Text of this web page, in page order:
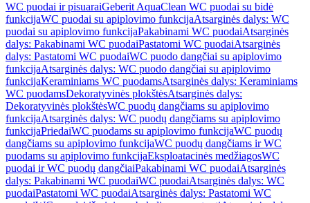
WC puodai ir pisuaraiGeberit AquaClean WC puodai su bidė
funkcijaWC puodai su apiplovimo funkcijaAtsarginės dalys: WC
puodai su apiplovimo funkcijaPakabinami WC puodaiAtsarginės
dalys: Pakabinami WC puodaiPastatomi WC puodaiAtsarginės
dalys: Pastatomi WC puodaiWC puodo dangčiai su apiplovimo
funkcijaAtsarginės dalys: WC puodo dangčiai su apiplovimo
funkcijaKeraminiams WC puodamsAtsarginės dalys: Keraminiams
WC puodamsDekoratyvinės plokštėsAtsarginės dalys:
Dekoratyvinės plokštėsWC puodų dangčiams su apiplovimo
funkcijaAtsarginės dalys: WC puodų dangčiams su apiplovimo
funkcijaPriedaiWC puodams su apiplovimo funkcijaWC puodų
dangčiams su apiplovimo funkcijaWC puodų dangčiams ir WC
puodams su apiplovimo funkcijaEksploatacinės medžiagosWC
puodai ir WC puodų dangčiaiPakabinami WC puodaiAtsarginės
dalys: Pakabinami WC puodaiWC puodaiAtsarginės dalys: WC
puodaiPastatomi WC puodaiAtsarginės dalys: Pastatomi WC